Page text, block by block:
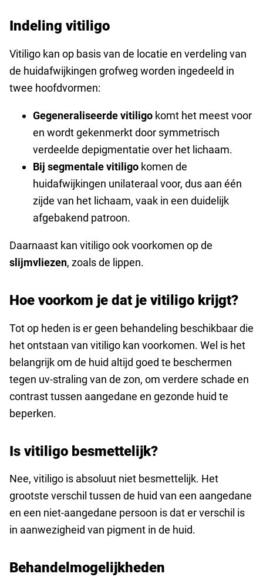
Indeling vitiligo
Vitiligo kan op basis van de locatie en verdeling van
de huidafwijkingen grofweg worden ingedeeld in
twee hoofdvormen:
Gegeneraliseerde vitiligo komt het meest voor
en wordt gekenmerkt door symmetrisch
verdeelde depigmentatie over het lichaam.
Bij segmentale vitiligo komen de
huidafwijkingen unilateraal voor, dus aan één
zijde van het lichaam, vaak in een duidelijk
afgebakend patroon.
Daarnaast kan vitiligo ook voorkomen op de
slijmvliezen, zoals de lippen.
Hoe voorkom je dat je vitiligo krijgt?
Tot op heden is er geen behandeling beschikbaar die
het ontstaan van vitiligo kan voorkomen. Wel is het
belangrijk om de huid altijd goed te beschermen
tegen uv-straling van de zon, om verdere schade en
contrast tussen aangedane en gezonde huid te
beperken.
Is vitiligo besmettelijk?
Nee, vitiligo is absoluut niet besmettelijk. Het
grootste verschil tussen de huid van een aangedane
en een niet-aangedane persoon is dat er verschil is
in aanwezigheid van pigment in de huid.
Behandelmogelijkheden